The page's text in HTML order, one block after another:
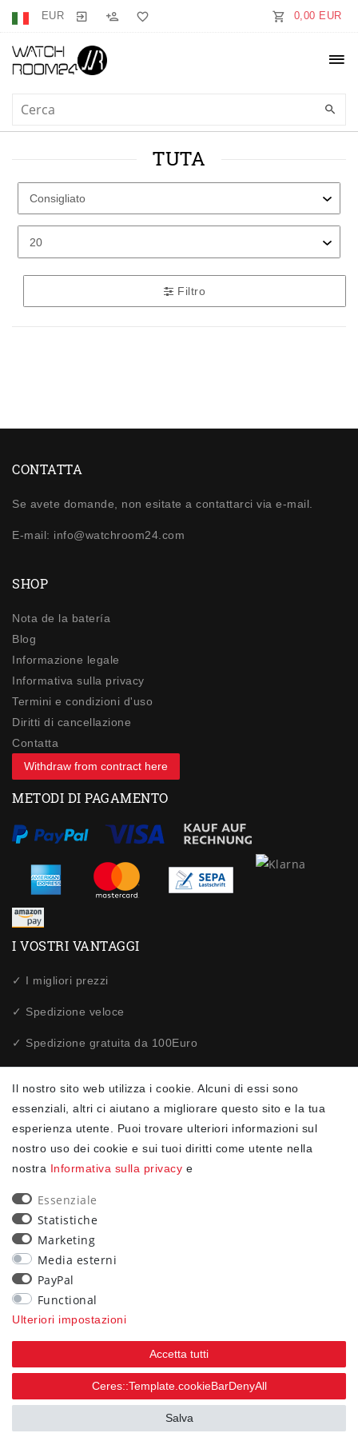
EUR 0,00 EUR
TUTA
Filtro
CONTATTA
Se avete domande, non esitate a contattarci via e-mail.
E-mail: info@watchroom24.com
SHOP
Nota de la batería
Blog
Informazione legale
Informativa sulla privacy
Termini e condizioni d'uso
Diritti di cancellazione
Contatta
Withdraw from contract here
METODI DI PAGAMENTO
I VOSTRI VANTAGGI
✓ I migliori prezzi
✓ Spedizione veloce
✓ Spedizione gratuita da 100Euro
✓ Protezione dei dati
Il nostro sito web utilizza i cookie. Alcuni di essi sono
essenziali, altri ci aiutano a migliorare questo sito e la tua
esperienza utente. Puoi trovare ulteriori informazioni sul
nostro uso dei cookie e sui tuoi diritti come utente nella
nostra Informativa sulla privacy e
Essenziale
Statistiche
Marketing
Media esterni
PayPal
Functional
Ulteriori impostazioni
Accetta tutti
Ceres::Template.cookieBarDenyAll
Salva
NEWSLETTER
Confermo di aver letto la
.Ceres::Template.newsletterIsRequiredFootnote
90
trees were planted